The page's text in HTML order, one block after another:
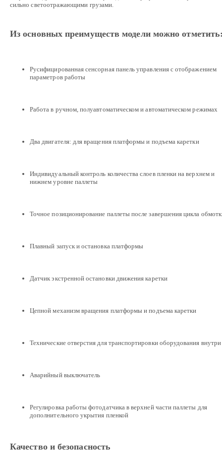
сильно светоотражающими грузами.
Из основных преимуществ модели можно
Русифицированная сенсорная панель управления с отображением
параметров работы
Работа в ручном, полуавтоматическом и автоматическом режимах
Два двигателя: для вращения платформы и подъема каретки
Индивидуальный контроль количества слоев пленки на верхнем и
нижнем уровне паллеты
Точное позиционирование паллеты после завершения цикла
Плавный запуск и остановка платформы
Датчик экстренной остановки движения каретки
Цепной механизм вращения платформы и подъема каретки
Технические отверстия для транспортировки оборудования
Аварийный выключатель
Регулировка работы фотодатчика в верхней части паллеты для
дополнительного укрытия пленкой
Качество и безопасность